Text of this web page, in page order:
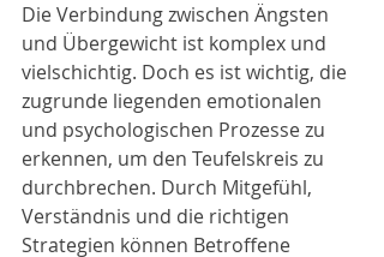
Die Verbindung zwischen Ängsten
und Übergewicht ist komplex und
vielschichtig. Doch es ist wichtig, die
zugrunde liegenden emotionalen
und psychologischen Prozesse zu
erkennen, um den Teufelskreis zu
durchbrechen. Durch Mitgefühl,
Verständnis und die richtigen
Strategien können Betroffene